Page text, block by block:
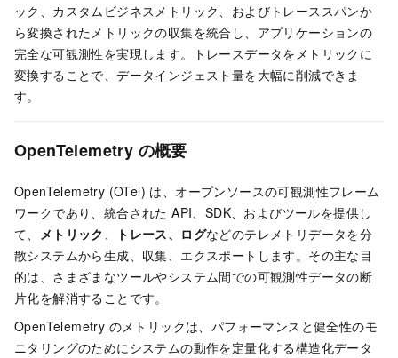
ック、カスタムビジネスメトリック、およびトレーススパンか
ら変換されたメトリックの収集を統合し、アプリケーションの
完全な可観測性を実現します。トレースデータをメトリックに
変換することで、データインジェスト量を大幅に削減できま
す。
OpenTelemetry の概要
OpenTelemetry (OTel) は、オープンソースの可観測性フレーム
ワークであり、統合された API、SDK、およびツールを提供し
て、 メトリック 、 トレース、ログなどのテレメトリデータを分
散システムから生成、収集、エクスポートします。その主な目
的は、さまざまなツールやシステム間での可観測性データの断
片化を解消することです。
OpenTelemetry のメトリックは、パフォーマンスと健全性のモ
ニタリングのためにシステムの動作を定量化する構造化データ